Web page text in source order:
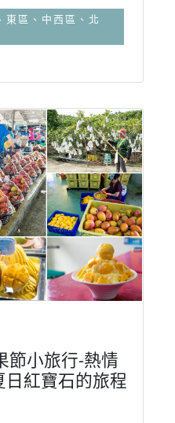
東區、中西區、北
節小旅行-熱情
紅寶石的旅程